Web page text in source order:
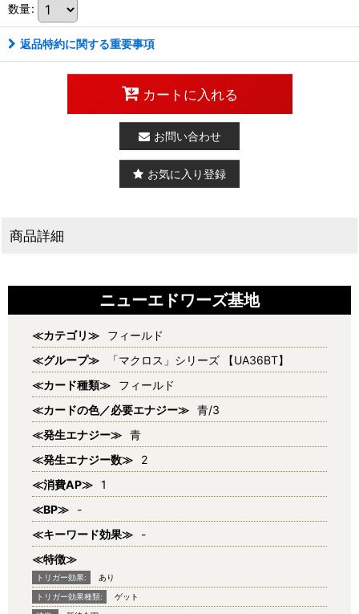
数量:
返品特約に関する重要事項
カートに入れる
お問い合わせ
お気に入り登録
商品詳細
ニューエドワーズ基地
≪カテゴリ≫
フィールド
≪グループ≫
「マクロス」シリーズ 【UA36BT】
≪カード種類≫
フィールド
≪カードの色／必要エナジー≫ 青/3
≪発生エナジー≫ 青
≪発生エナジー数≫
2
≪消費AP≫ 1
≪BP≫
-
≪キーワード効果≫
-
≪特徴≫
トリガー効果: あり
トリガー効果種類: ゲット